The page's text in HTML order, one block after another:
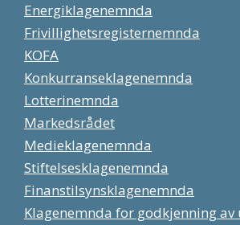
Energiklagenemnda
Frivillighetsregisternemnda
KOFA
Konkurranseklagenemnda
Lotterinemnda
Markedsrådet
Medieklagenemnda
Stiftelsesklagenemnda
Finanstilsynsklagenemnda
Klagenemnda for godkjenning